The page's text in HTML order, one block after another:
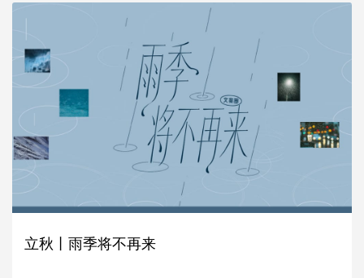
立秋丨雨季将不再来